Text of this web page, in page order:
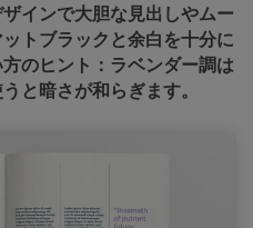
インで大胆な見出しやムー
トブラックと余白を十分に
のヒント：ラベンダー調は
と暗さが和らぎます。